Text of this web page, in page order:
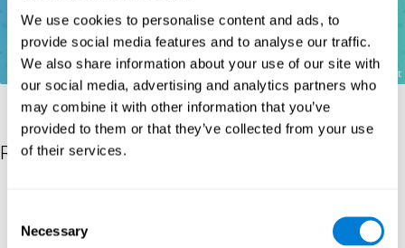
We use cookies to personalise content and ads, to
provide social media features and to analyse our traffic.
We also share information about your use of our site with
our social media, advertising and analytics partners who
may combine it with other information that you’ve
provided to them or that they’ve collected from your use
of their services.
Selection
Necessary
Références
TX: Psychological Corporation.